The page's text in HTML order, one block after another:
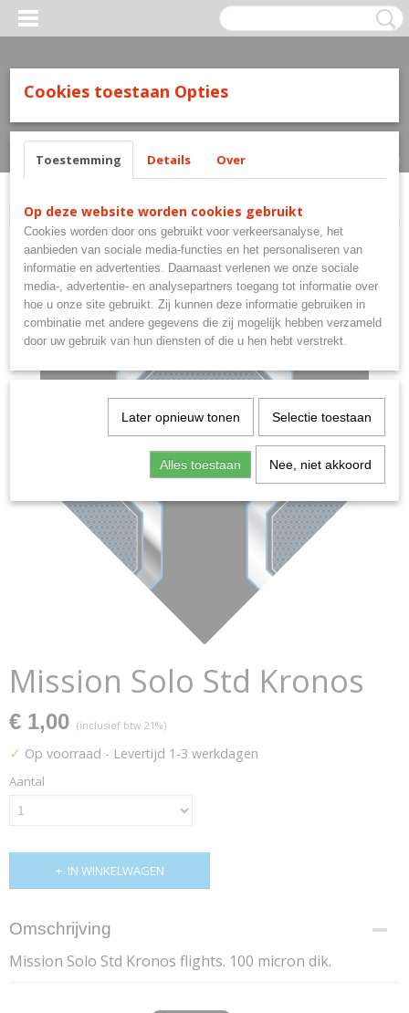
Inloggen Registreren
(0)
Home >Flights>Mission Flights>Mission Solo Std Kronos
Mission Solo Std Kronos
€ 1,00 (inclusief btw 21%)
✓ Op voorraad - Levertijd 1-3 werkdagen
Aantal
IN WINKELWAGEN
Omschrijving
Mission Solo Std Kronos flights. 100 micron dik.
Cookies toestaan Opties
Toestemming Details Over
Op deze website worden cookies gebruikt
Cookies worden door ons gebruikt voor verkeersanalyse, het
aanbieden van sociale media-functies en het personaliseren van
informatie en advertenties. Daarnaast verlenen we onze sociale
media-, advertentie- en analysepartners toegang tot informatie over
hoe u onze site gebruikt. Zij kunnen deze informatie gebruiken in
combinatie met andere gegevens die zij mogelijk hebben verzameld
door uw gebruik van hun diensten of die u hen hebt verstrekt.
Later opnieuw tonen Selectie toestaan
Alles toestaan Nee, niet akkoord